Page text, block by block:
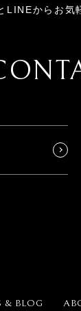
LINEからお気
& BLOG